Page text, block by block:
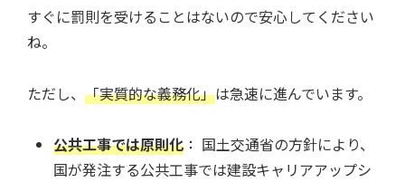
すぐに罰則を受けることはないので安心してください
ね。
ただし、 「実質的な義務化」は急速に進んでいます。
公共工事では原則化 ： 国土交通省の方針により、
国が発注する公共工事では建設キャリアアップシ